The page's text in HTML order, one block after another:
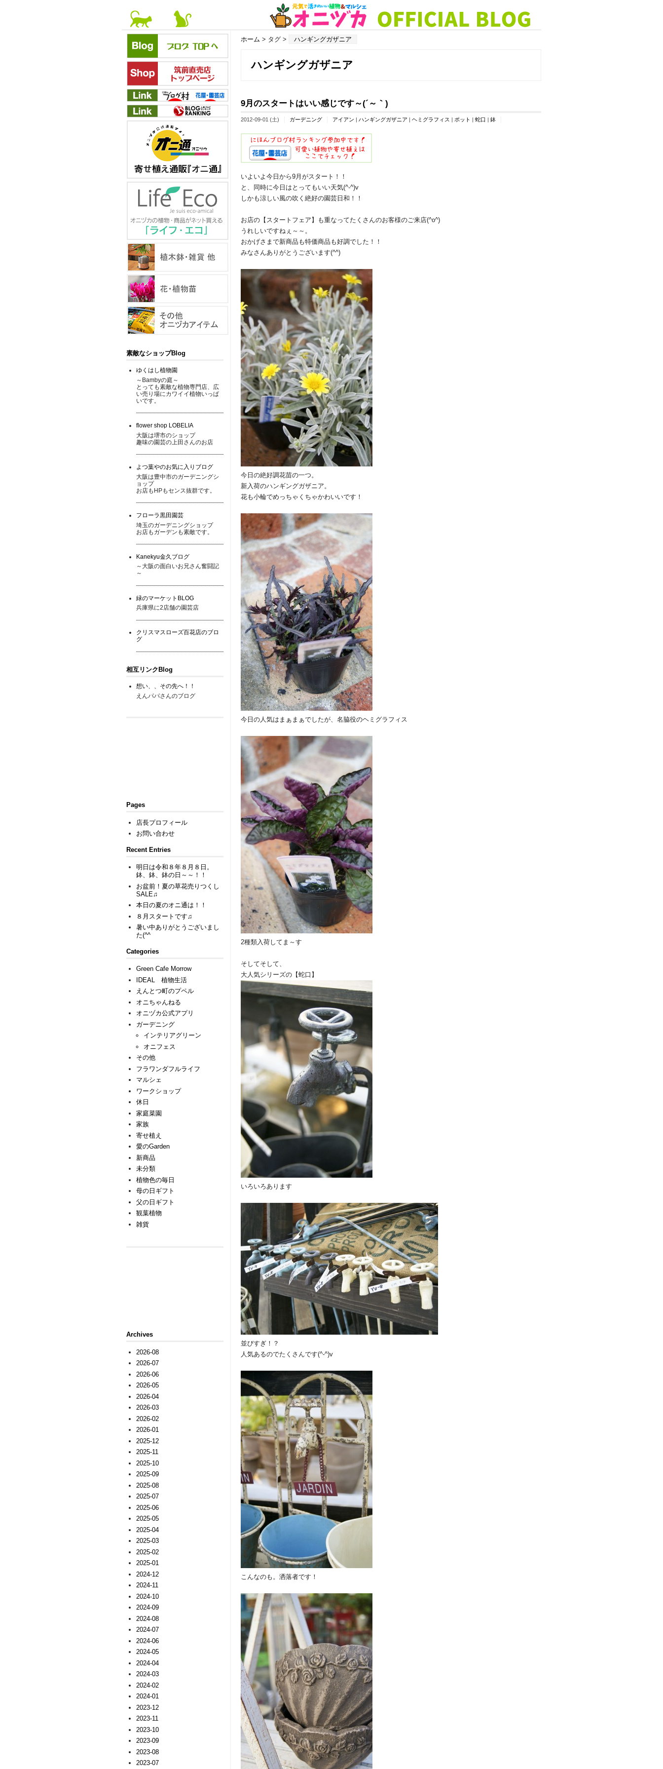
ホーム > タグ > ハンギングガザニア
ハンギングガザニア
9月のスタートはいい感じです～(´～｀)
2012-09-01 (土) ガーデニング アイアン ハンギングガザニア ヘミグラフィス ポット 蛇口 鉢
いよいよ今日から9月がスタート！！
と、同時に今日はとってもいい天気(^-^)v
しかも涼しい風の吹く絶好の園芸日和！！
お店の【スタートフェア】も重なってたくさんのお客様のご来店(^o^)
うれしいですねぇ～～。
おかげさまで新商品も特価商品も好調でした！！
みなさんありがとうございます(^^)
今日の絶好調花苗の一つ。
新入荷のハンギングガザニア。
花も小輪でめっちゃくちゃかわいいです！
今日の人気はまぁまぁでしたが、名脇役のヘミグラフィス
2種類入荷してま～す
そしてそして、
大人気シリーズの【蛇口】
いろいろあります
並びすぎ！？
人気あるのでたくさんです(^-^)v
こんなのも。洒落者です！
素敵なショップBlog
ゆくはし植物園
～Bambyの庭～
とっても素敵な植物専門店、広
い売り場にカワイイ植物いっぱ
いです。
flower shop LOBELIA
大阪は堺市のショップ
趣味の園芸の上田さんのお店
よつ葉やのお気に入りブログ
大阪は豊中市のガーデニングシ
ョップ
お店もHPもセンス抜群です。
フローラ黒田園芸
埼玉のガーデニングショップ
お店もガーデンも素敵です。
Kanekyu金久ブログ
～大阪の面白いお兄さん奮闘記
～
緑のマーケットBLOG
兵庫県に2店舗の園芸店
クリスマスローズ百花店のブロ
グ
相互リンクBlog
想い、、その先へ！！
えんパパさんのブログ
Pages
店長プロフィール
お問い合わせ
Recent Entries
明日は令和８年８月８日。
鉢、鉢、鉢の日～～！！
お盆前！夏の草花売りつくし
SALE♫
本日の夏のオニ通は！！
８月スタートです♫
暑い中ありがとうございまし
た(^^ゞ
Categories
Green Cafe Morrow
IDEAL 植物生活
えんとつ町のプペル
オニちゃんねる
オニヅカ公式アプリ
ガーデニング
インテリアグリーン
オニフェス
その他
フラワンダフルライフ
マルシェ
ワークショップ
休日
家庭菜園
家族
寄せ植え
愛のGarden
新商品
未分類
植物色の毎日
母の日ギフト
父の日ギフト
観葉植物
雑貨
Archives
2026-08
2026-07
2026-06
2026-05
2026-04
2026-03
2026-02
2026-01
2025-12
2025-11
2025-10
2025-09
2025-08
2025-07
2025-06
2025-05
2025-04
2025-03
2025-02
2025-01
2024-12
2024-11
2024-10
2024-09
2024-08
2024-07
2024-06
2024-05
2024-04
2024-03
2024-02
2024-01
2023-12
2023-11
2023-10
2023-09
2023-08
2023-07